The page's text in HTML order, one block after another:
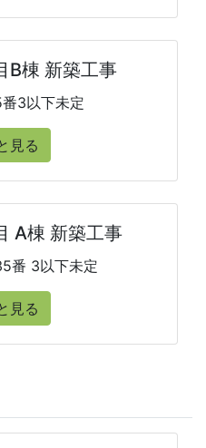
B棟 新築工事
3以下未定
見る
A棟 新築工事
番 3以下未定
見る